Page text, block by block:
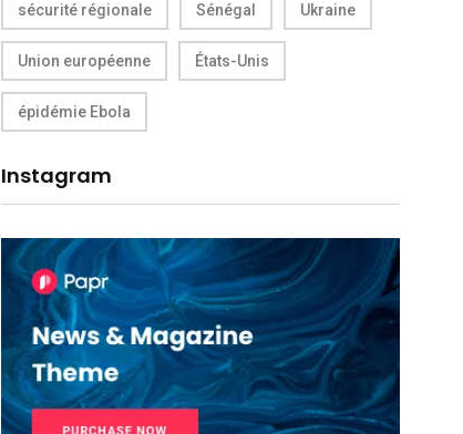
sécurité régionale Sénégal Ukraine
Union européenne États-Unis
épidémie Ebola
Instagram